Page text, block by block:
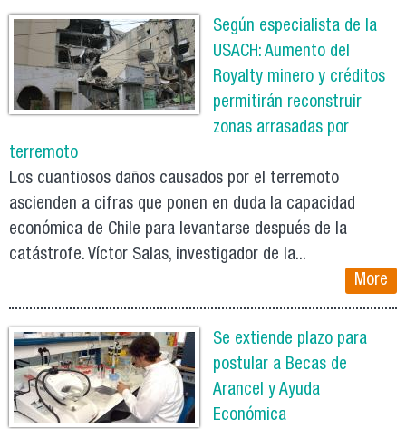
Según especialista de la
USACH: Aumento del
Royalty minero y créditos
permitirán reconstruir
zonas arrasadas por
terremoto
Los cuantiosos daños causados por el terremoto
ascienden a cifras que ponen en duda la capacidad
económica de Chile para levantarse después de la
catástrofe. Víctor Salas, investigador de la...
More
Se extiende plazo para
postular a Becas de
Arancel y Ayuda
Económica